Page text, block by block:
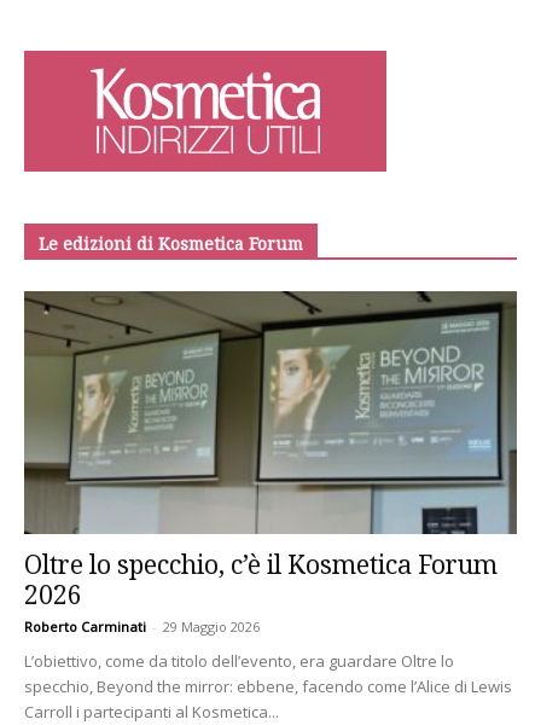
Le edizioni di Kosmetica Forum
Oltre lo specchio, c’è il Kosmetica Forum
2026
Roberto Carminati - 29 Maggio 2026
L’obiettivo, come da titolo dell’evento, era guardare Oltre lo
specchio, Beyond the mirror: ebbene, facendo come l’Alice di Lewis
Carroll i partecipanti al Kosmetica...